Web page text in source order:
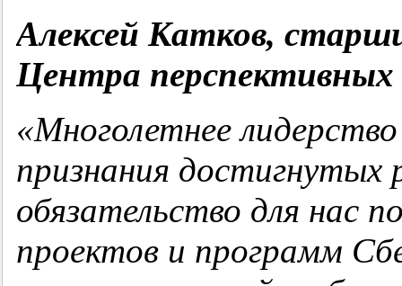
Алексей Катков,
Центра
«Многолетнее
признания достигнутых
обязательство для нас
проектов и программ